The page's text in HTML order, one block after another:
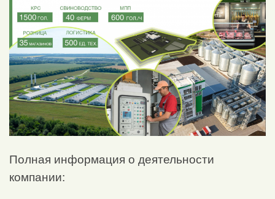
Полная информация о деятельности
компании: